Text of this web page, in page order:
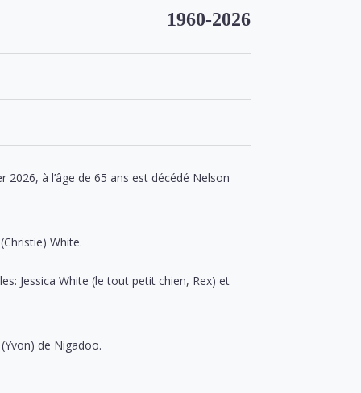
1960-2026
à l’âge de 65 ans est décédé Nelson
White.
Jessica White (le tout petit chien, Rex) et
de Nigadoo.